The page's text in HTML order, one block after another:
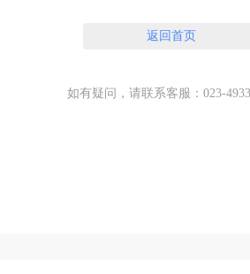
返回首页
如有疑问，请联系客服：023-